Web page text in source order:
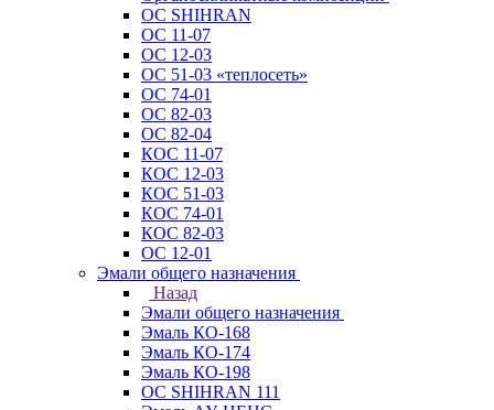
ОС SHIHRAN
ОС 11-07
ОС 12-03
ОС 51-03 «теплосеть»
ОС 74-01
ОС 82-03
ОС 82-04
КОС 11-07
КОС 12-03
КОС 51-03
КОС 74-01
КОС 82-03
ОС 12-01
Эмали общего назначения
Назад
Эмали общего назначения
Эмаль КО-168
Эмаль КО-174
Эмаль КО-198
ОС SHIHRAN 111